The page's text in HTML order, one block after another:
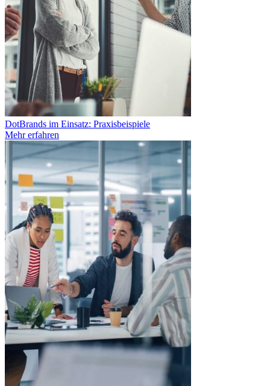
DotBrands im Einsatz: Praxisbeispiele
Mehr erfahren